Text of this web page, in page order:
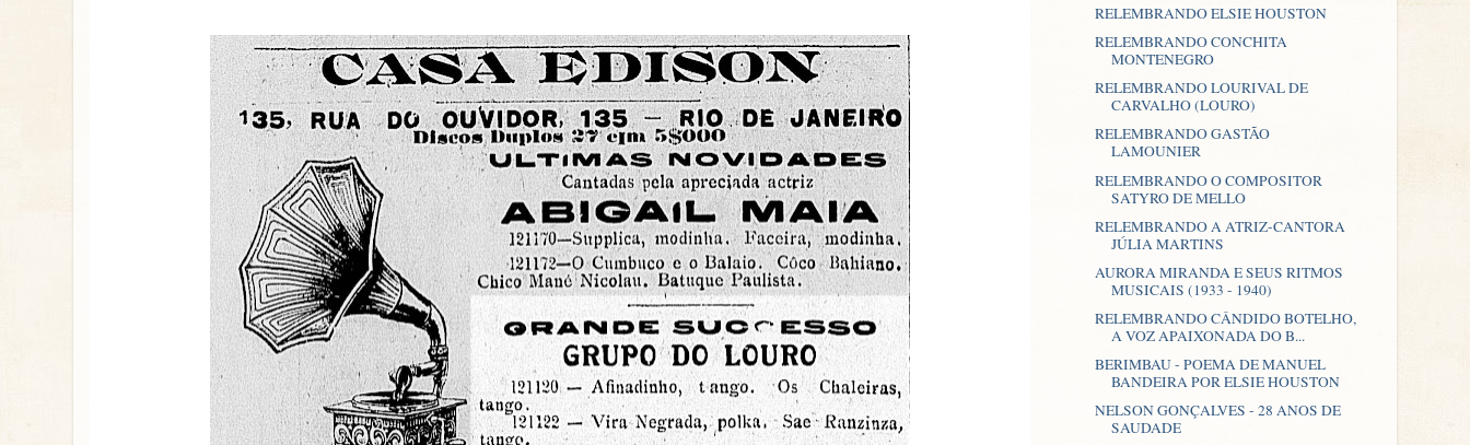
RELEMBRANDO ELSIE HOUSTON
RELEMBRANDO CONCHITA
MONTENEGRO
RELEMBRANDO LOURIVAL DE
CARVALHO (LOURO)
RELEMBRANDO GASTÃO
LAMOUNIER
RELEMBRANDO O COMPOSITOR
SATYRO DE MELLO
RELEMBRANDO A ATRIZ-CANTORA
JÚLIA MARTINS
AURORA MIRANDA E SEUS RITMOS
MUSICAIS (1933 - 1940)
RELEMBRANDO CÂNDIDO BOTELHO,
A VOZ APAIXONADA DO B...
BERIMBAU - POEMA DE MANUEL
BANDEIRA POR ELSIE HOUSTON
NELSON GONÇALVES - 28 ANOS DE
SAUDADE